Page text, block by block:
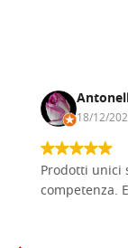
18/12/
Prodotti unici
competenza.